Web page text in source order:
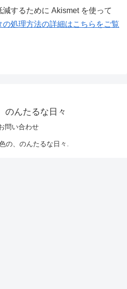
するために Akismet を使って
の処理方法の詳細はこちらをご覧
のんたるな日々
問い合わせ
の、のんたるな日々.